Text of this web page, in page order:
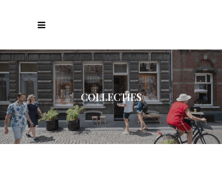
COLLECTIES